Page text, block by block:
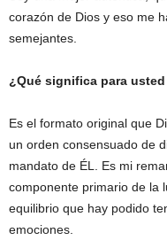
corazón de Dios y eso me
semejantes.
¿Qué significa para
Es el formato original que
un orden consensuado de
mandato de ÉL. Es mi
componente primario de la
equilibrio que hay podido
emociones.